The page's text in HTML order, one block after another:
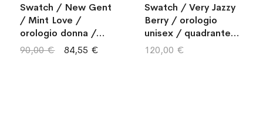
Swatch / New Gent
/ Mint Love /
orologio donna /
quadrante verde /
cassa plastica /
84,55 €
90,00 €
Swatch / Very Jazzy
Berry / orologio
unisex / quadrante
blu / cassa plastica /
cinturino silicone
120,00 €